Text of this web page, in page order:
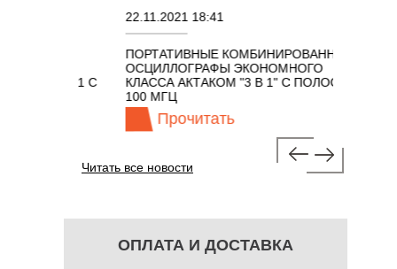
22.11.2021 18:41
ПОРТАТИВНЫЕ КОМБИНИРОВАННЫЕ
ОСЦИЛЛОГРАФЫ ЭКОНОМНОГО
КЛАССА АКТАКОМ "3 В 1" С ПОЛОСОЙ
100 МГЦ
Прочитать
Читать все новости
ОПЛАТА И ДОСТАВКА